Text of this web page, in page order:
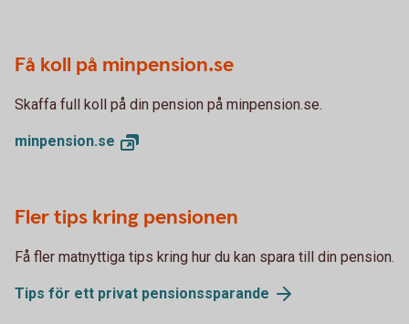
Få koll på minpension.se
Skaffa full koll på din pension på minpension.se.
minpension.se
Fler tips kring pensionen
Få fler matnyttiga tips kring hur du kan spara till din pension.
Tips för ett privat pensionssparande